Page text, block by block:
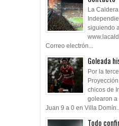
La
siguiendo
Correo electrón...
Goleada
Por la
chicos de
golearon a
Juan 9 a 0 en Villa
Todo